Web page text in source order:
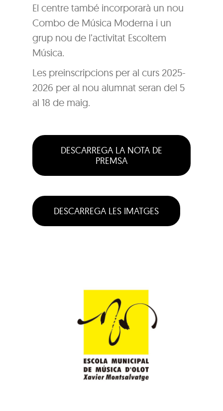
El centre també incorporarà un nou
Combo de Música Moderna i un
grup nou de l’activitat Escoltem
Música.
Les preinscripcions per al curs 2025-
2026 per al nou alumnat seran del 5
al 18 de maig.
DESCARREGA LA NOTA DE
PREMSA
DESCARREGA LES IMATGES